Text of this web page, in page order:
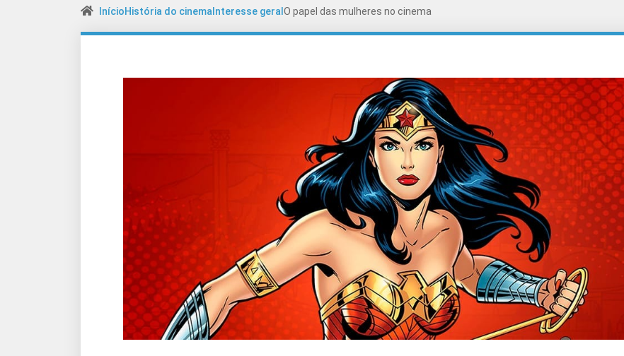
InícioHistória do cinema Interesse geral O papel das mulheres no cinema